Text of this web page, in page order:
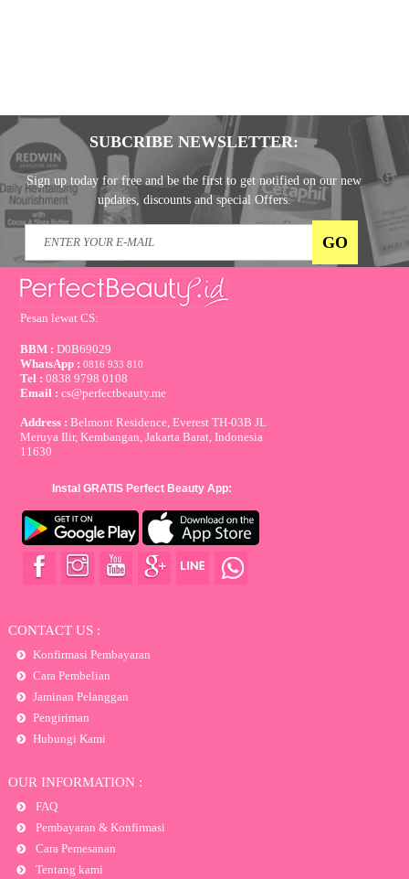
SUBCRIBE NEWSLETTER:
Sign up today for free and be the first to get notified on our new
updates, discounts and special Offers.
Pesan lewat CS:
BBM : D0B69029
WhatsApp :0816 933 810
Tel :0838 9798 0108
Email :cs@perfectbeauty.me
Address : Belmont Residence, Everest TH-03B JL
Meruya Ilir, Kembangan, Jakarta Barat, Indonesia
11630
Instal GRATIS Perfect Beauty App:
CONTACT US :
Konfirmasi Pembayaran
Cara Pembelian
Jaminan Pelanggan
Pengiriman
Hubungi Kami
OUR INFORMATION :
FAQ
Pembayaran & Konfirmasi
Cara Pemesanan
Tentang kami